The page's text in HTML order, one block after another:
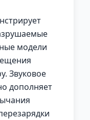
модели
Звуковое
дополняет